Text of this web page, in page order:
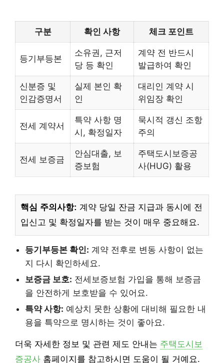
구분 확인 사항 체크 포인트
등기부등본
소유권, 근저
당 등 확인
계약 전 반드시
발급하여 확인
신분증 및
인감증명서
실제 본인 확
인
대리인 계약 시
위임장 확인
전세 계약서
특약 사항 명
시, 확정일자
묵시적 갱신 조항
주의
전세 보증금
안심대출, 보
증보험
주택도시보증공
사(HUG) 활용
핵심 주의사항: 계약 당일 잔금 지급과 동시에 전
입신고 및 확정일자를 받는 것이 매우 중요해요.
등기부등본 확인: 계약 전후로 변동 사항이 없는
지 다시 확인하세요.
보증금 보호: 전세보증보험 가입을 통해 보증금
을 안전하게 보호받을 수 있어요.
특약 사항: 예상치 못한 상황에 대비해 필요한 내
용을 특약으로 명시하는 것이 좋아요.
더욱 자세한 정보 및 관련 제도 안내는 주택도시보
증공사 홈페이지를 참고하시면 도움이 될 거예요.